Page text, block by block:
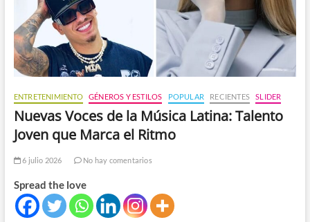
ENTRETENIMIENTO GÉNEROS Y ESTILOS POPULAR RECIENTES SLIDER
Nuevas Voces de la Música Latina: Talento
Joven que Marca el Ritmo
6 julio 2026 No hay comentarios
Spread the love